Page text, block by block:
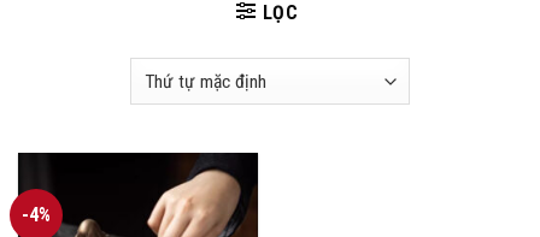
LỌC
-4%